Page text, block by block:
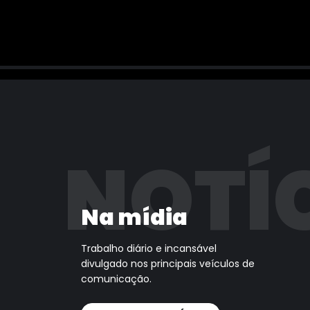
Na mídia
Trabalho diário e incansável
divulgado nos principais veículos de
comunicação.